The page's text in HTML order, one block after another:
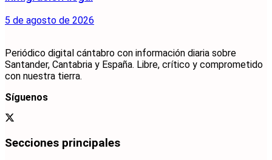
5 de agosto de 2026
Periódico digital cántabro con información diaria sobre
Santander, Cantabria y España. Libre, crítico y comprometido
con nuestra tierra.
Síguenos
Secciones principales